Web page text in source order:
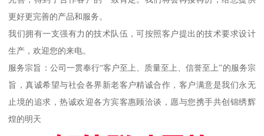
更好更完善的产品和服务。
我们拥有一支强有力的技术队伍，可按照客户提出的技术要求设计
生产，欢迎您的来电。
服务宗旨：公司一贯奉行“客户至上、质量至上、信誉至上”的服务宗
旨，真诚希望与社会各界新老客户精诚合作，客户满意是我们永无
止境的追求，热诚欢迎各方宾客惠顾洽谈，愿与您携手共创锦绣辉
煌的明天